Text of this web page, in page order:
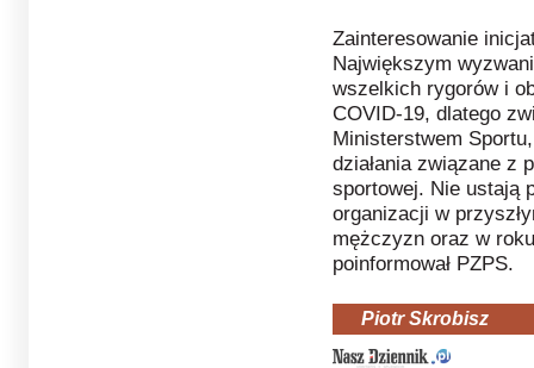
Zainteresowanie
Największym
wszelkich rygorów i
COVID-19, dlatego
Ministerstwem
działania związane z
sportowej. Nie ustają
organizacji w
mężczyzn oraz w
poinformował PZPS.
Piotr Skrobisz